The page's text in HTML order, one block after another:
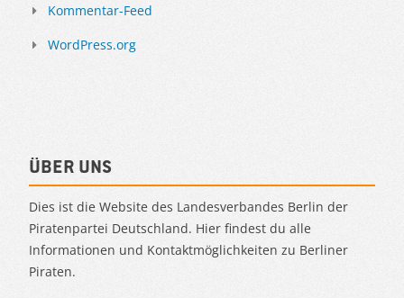
Kommentar-Feed
WordPress.org
Über uns
Dies ist die Website des Landesverbandes Berlin der
Piratenpartei Deutschland. Hier findest du alle
Informationen und Kontaktmöglichkeiten zu Berliner
Piraten.